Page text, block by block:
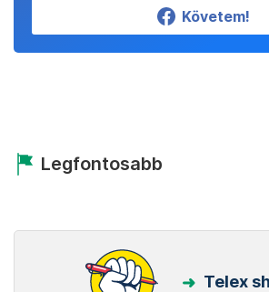
Követem!
Legfontosabb
Telex